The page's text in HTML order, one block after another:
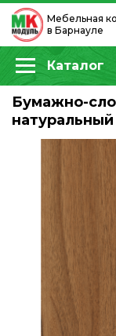
Мебельная
в Барнауле
Каталог
Бумажно-
натуральный